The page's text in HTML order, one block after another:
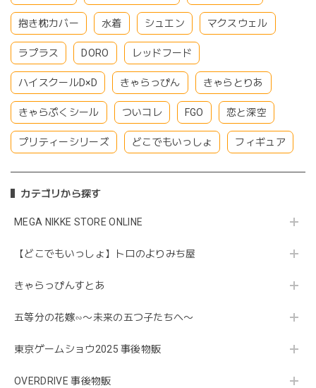
抱き枕カバー 水着 シュエン マクスウェル
ラプラス DORO レッドフード
ハイスクールD×D きゃらっぴん きゃらとりあ
きゃらぷくシール ついコレ FGO 恋と深空
プリティーシリーズ どこでもいっしょ フィギュア
カテゴリから探す
MEGA NIKKE STORE ONLINE
【どこでもいっしょ】トロのよりみち屋
きゃらっぴんすとあ
五等分の花嫁∽〜未来の五つ子たちへ〜
東京ゲームショウ2025 事後物販
OVERDRIVE 事後物販